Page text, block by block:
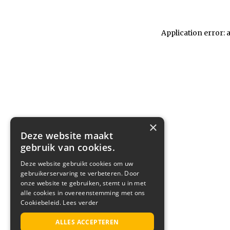
Application error:
×
Deze website maakt
gebruik van cookies.
Deze website gebruikt cookies om uw
gebruikerservaring te verbeteren. Door
onze website te gebruiken, stemt u in met
alle cookies in overeenstemming met ons
Cookiebeleid. Lees verder
ALLES ACCEPTEREN